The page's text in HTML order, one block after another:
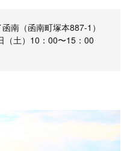
南（函南町塚本887-1）
（土）10：00〜15：00